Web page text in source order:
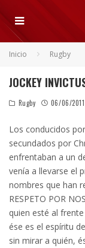
Inicio Rugby
JOCKEY
Rugby 06/06/2011
Los conducidos
secundados por
enfrentaban a un
venía a llevarse el
nombres que han
RESPETO POR
quien esté al
ése es el espíritu
sin mirar a quién,